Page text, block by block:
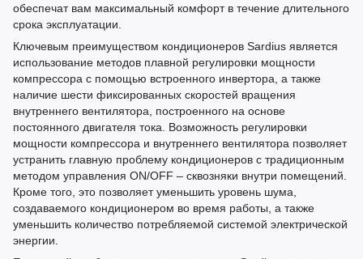
обеспечат вам максимальный комфорт в течение длительного
срока эксплуатации.
Ключевым преимуществом кондиционеров Sardius является
использование методов плавной регулировки мощности
компрессора с помощью встроенного инвертора, а также
наличие шести фиксированных скоростей вращения
внутреннего вентилятора, построенного на основе
постоянного двигателя тока. Возможность регулировки
мощности компрессора и внутреннего вентилятора позволяет
устранить главную проблему кондиционеров с традиционным
методом управления ON/OFF – сквозняки внутри помещений.
Кроме того, это позволяет уменьшить уровень шума,
создаваемого кондиционером во время работы, а также
уменьшить количество потребляемой системой электрической
энергии.